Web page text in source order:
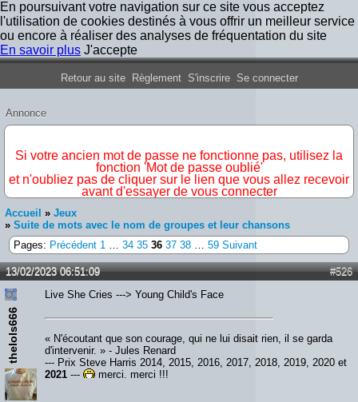
En poursuivant votre navigation sur ce site vous acceptez
l'utilisation de cookies destinés à vous offrir un meilleur service
ou encore à réaliser des analyses de fréquentation du site
En savoir plus J'accepte
Forum Iron Maiden France
Retour au site Règlement S'inscrire Se connecter
Annonce
Si votre ancien mot de passe ne fonctionne pas, utilisez la
fonction 'Mot de passe oublié'
et n'oubliez pas de cliquer sur le lien que vous allez recevoir
avant d'essayer de vous connecter
Accueil » Jeux
» Suite de mots avec le nom de groupes et leur chansons
Pages: Précédent 1 … 34 35 36 37 38 … 59 Suivant
#526
13/02/2023 06:51:09
thelols666
Live She Cries ---> Young Child's Face
« N'écoutant que son courage, qui ne lui disait rien, il se garda
d'intervenir. » - Jules Renard
--- Prix Steve Harris 2014, 2015, 2016, 2017, 2018, 2019, 2020 et
2021 --- merci, merci !!!